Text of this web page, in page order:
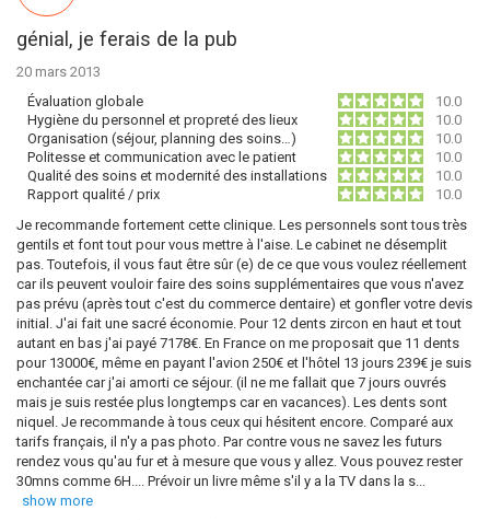
génial, je ferais de la pub
20 mars 2013
Évaluation globale
10.0
Hygiène du personnel et propreté des lieux
10.0
Organisation (séjour, planning des soins…)
10.0
Politesse et communication avec le patient
10.0
Qualité des soins et modernité des installations
10.0
Rapport qualité / prix
10.0
Je recommande fortement cette clinique. Les personnels sont tous très
gentils et font tout pour vous mettre à l'aise. Le cabinet ne désemplit
pas. Toutefois, il vous faut être sûr (e) de ce que vous voulez réellement
car ils peuvent vouloir faire des soins supplémentaires que vous n'avez
pas prévu (après tout c'est du commerce dentaire) et gonfler votre devis
initial. J'ai fait une sacré économie. Pour 12 dents zircon en haut et tout
autant en bas j'ai payé 7178€. En France on me proposait que 11 dents
pour 13000€, même en payant l'avion 250€ et l'hôtel 13 jours 239€ je suis
enchantée car j'ai amorti ce séjour. (il ne me fallait que 7 jours ouvrés
mais je suis restée plus longtemps car en vacances). Les dents sont
niquel. Je recommande à tous ceux qui hésitent encore. Comparé aux
tarifs français, il n'y a pas photo. Par contre vous ne savez les futurs
rendez vous qu'au fur et à mesure que vous y allez. Vous pouvez rester
30mns comme 6H.... Prévoir un livre même s'il y a la TV dans la s...
show more